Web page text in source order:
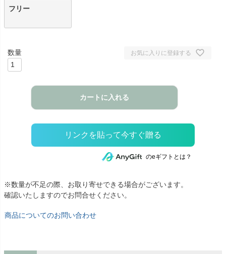
フリー
お気に入りに登録する
カートに入れる
のeギフトとは？
※数量が不足の際、お取り寄せできる場合がございます。
確認いたしますのでお問合せください。
商品についてのお問い合わせ